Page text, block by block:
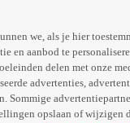
we, als je hier
en aanbod te
delen met onze
advertenties,
Sommige
opslaan of wijzigen